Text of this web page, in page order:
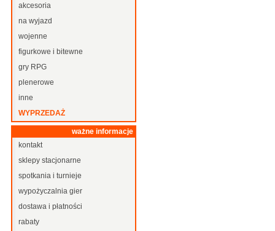
akcesoria
na wyjazd
wojenne
figurkowe i bitewne
gry RPG
plenerowe
inne
WYPRZEDAŻ
ważne informacje
kontakt
sklepy stacjonarne
spotkania i turnieje
wypożyczalnia gier
dostawa i płatności
rabaty